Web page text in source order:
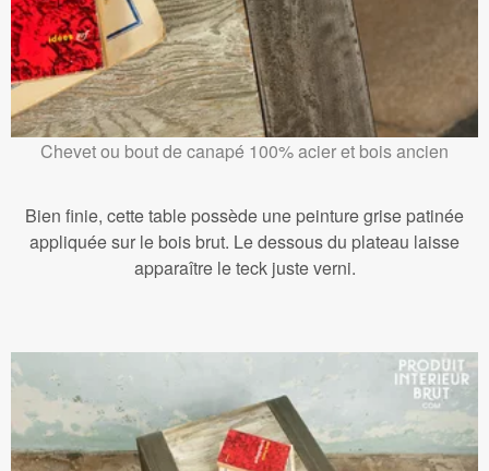
Chevet ou bout de canapé 100% acier et bois ancien
Bien finie, cette table possède une peinture grise patinée
appliquée sur le bois brut. Le dessous du plateau laisse
apparaître le teck juste verni.